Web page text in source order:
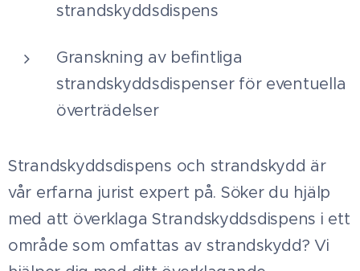
strandskyddsdispens
Granskning av befintliga
strandskyddsdispenser för eventuella
överträdelser
Strandskyddsdispens och strandskydd är
vår erfarna jurist expert på. Söker du hjälp
med att överklaga Strandskyddsdispens i ett
område som omfattas av strandskydd? Vi